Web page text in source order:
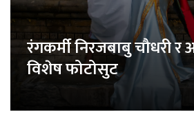
रंगकर्मी निरजबाबु चौधरी र
विशेष फोटोसुट